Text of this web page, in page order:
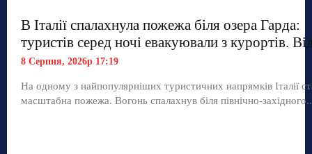
В Італії спалахнула пожежа біля озера Гарда:
туристів серед ночі евакуювали з курортів.
8 Серпня, 2026р 17:19
На одному з найпопулярніших туристичних напрямків Італії
масштабна пожежа. Вогонь спалахнув біля північно-